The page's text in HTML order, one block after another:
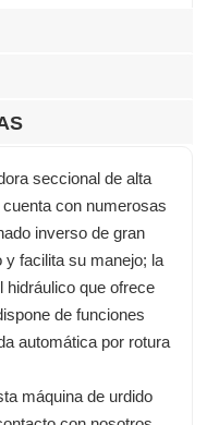
seccional de alta
con numerosas
inverso de gran
y facilita su manejo; la
hidráulico que ofrece
de funciones
automática por rotura
máquina de urdido